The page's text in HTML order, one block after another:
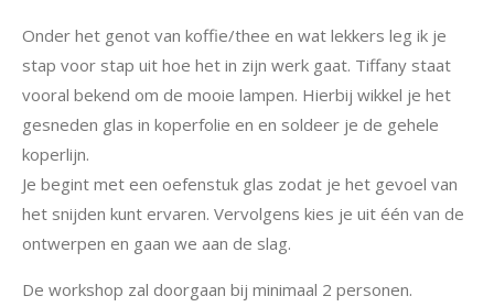
Onder het genot van koffie/thee en wat lekkers leg ik je
stap voor stap uit hoe het in zijn werk gaat. Tiffany staat
vooral bekend om de mooie lampen. Hierbij wikkel je het
gesneden glas in koperfolie en en soldeer je de gehele
koperlijn.
Je begint met een oefenstuk glas zodat je het gevoel van
het snijden kunt ervaren. Vervolgens kies je uit één van de
ontwerpen en gaan we aan de slag.
De workshop zal doorgaan bij minimaal 2 personen.